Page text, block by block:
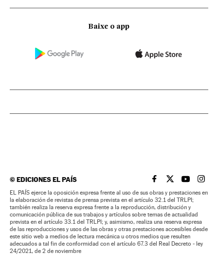
Baixe o app
©EDICIONES EL PAÍS EL PAÍS BRASIL EN
EL PAÍSEL PAÍS
EL
EL PAÍS ejerce la oposición expresa frente al uso de sus obras y prestaciones en
la elaboración de revistas de prensa prevista en el artículo 32.1 del TRLPI;
también realiza la reserva expresa frente a la reproducción, distribución y
comunicación pública de sus trabajos y artículos sobre temas de actualidad
prevista en el artículo 33.1 del TRLPI; y, asimismo, realiza una reserva expresa
de las reproducciones y usos de las obras y otras prestaciones accesibles desde
este sitio web a medios de lectura mecánica u otros medios que resulten
adecuados a tal fin de conformidad con el artículo 67.3 del Real Decreto - ley
24/2021, de 2 de noviembre